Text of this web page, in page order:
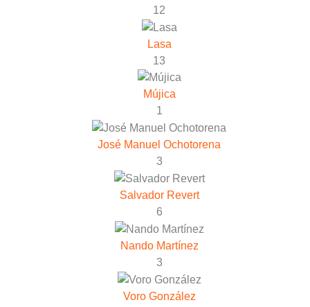
12
Lasa
13
Mújica
1
José Manuel Ochotorena
3
Salvador Revert
6
Nando Martínez
3
Voro González